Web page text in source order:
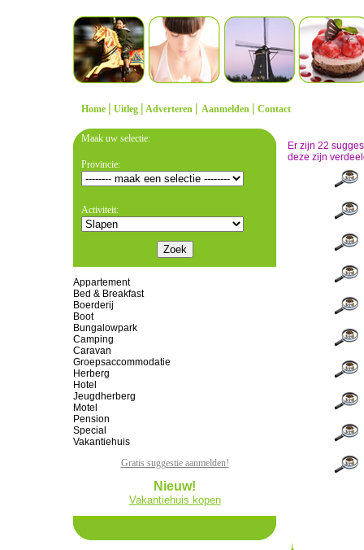
Home | Uitleg | Adverteren | Aanmelden | Contact
Maak uw selectie:
Provincie:
Activiteit:
Appartement
Bed & Breakfast
Boerderij
Boot
Bungalowpark
Camping
Caravan
Groepsaccommodatie
Herberg
Hotel
Jeugdherberg
Motel
Pension
Special
Vakantiehuis
Gratis suggestie aanmelden!
Nieuw!
Vakantiehuis kopen
Er zijn 22
deze zijn